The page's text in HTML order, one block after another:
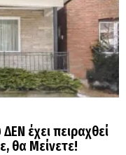
έχει πειραχθεί
θα Μείνετε!